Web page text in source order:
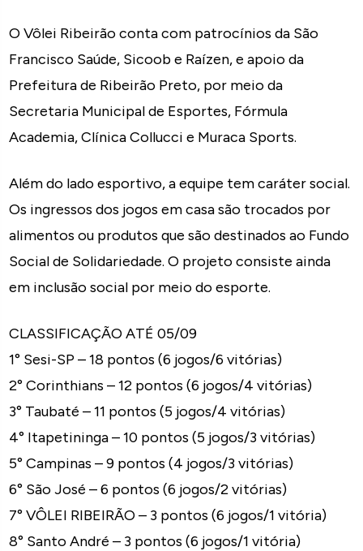
O Vôlei Ribeirão conta com patrocínios da São
Francisco Saúde, Sicoob e Raízen, e apoio da
Prefeitura de Ribeirão Preto, por meio da
Secretaria Municipal de Esportes, Fórmula
Academia, Clínica Collucci e Muraca Sports.
Além do lado esportivo, a equipe tem caráter social.
Os ingressos dos jogos em casa são trocados por
alimentos ou produtos que são destinados ao Fundo
Social de Solidariedade. O projeto consiste ainda
em inclusão social por meio do esporte.
CLASSIFICAÇÃO ATÉ 05/09
1° Sesi-SP – 18 pontos (6 jogos/6 vitórias)
2° Corinthians – 12 pontos (6 jogos/4 vitórias)
3° Taubaté – 11 pontos (5 jogos/4 vitórias)
4° Itapetininga – 10 pontos (5 jogos/3 vitórias)
5° Campinas – 9 pontos (4 jogos/3 vitórias)
6° São José – 6 pontos (6 jogos/2 vitórias)
7° VÔLEI RIBEIRÃO – 3 pontos (6 jogos/1 vitória)
8° Santo André – 3 pontos (6 jogos/1 vitória)